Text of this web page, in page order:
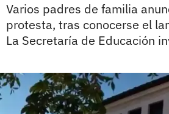
Varios padres de familia
protesta, tras conocerse el
La Secretaría de Educación